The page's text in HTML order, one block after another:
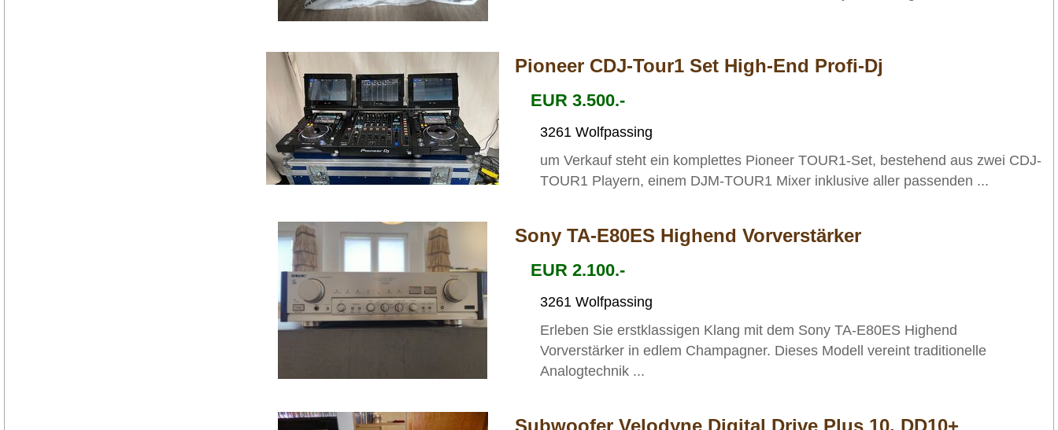
Pioneer CDJ-Tour1 Set High-End Profi-Dj
EUR 3.500.-
3261 Wolfpassing
um Verkauf steht ein komplettes Pioneer TOUR1-Set, bestehend aus zwei CDJ-
TOUR1 Playern, einem DJM-TOUR1 Mixer inklusive aller passenden ...
Sony TA-E80ES Highend Vorverstärker
EUR 2.100.-
3261 Wolfpassing
Erleben Sie erstklassigen Klang mit dem Sony TA-E80ES Highend
Vorverstärker in edlem Champagner. Dieses Modell vereint traditionelle
Analogtechnik ...
Subwoofer Velodyne Digital Drive Plus 10, DD10+